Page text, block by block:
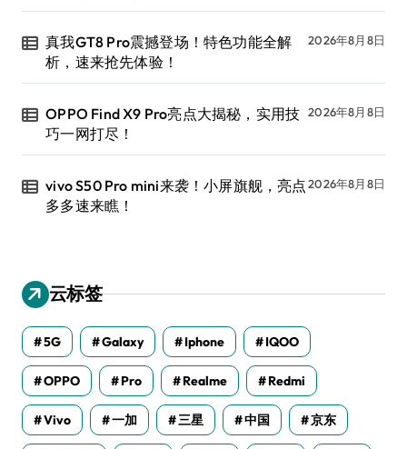
真我GT8 Pro震撼登场！特色功能全解
析，速来抢先体验！
2026年8月8日
OPPO Find X9 Pro亮点大揭秘，实用技
巧一网打尽！
2026年8月8日
vivo S50 Pro mini来袭！小屏旗舰，亮点
多多速来瞧！
2026年8月8日
云标签
5G Galaxy Iphone IQOO
OPPO Pro Realme Redmi
Vivo 一加 三星 中国 京东